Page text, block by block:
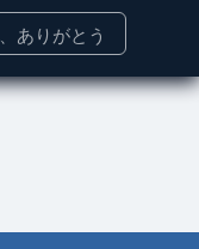
ありがとう